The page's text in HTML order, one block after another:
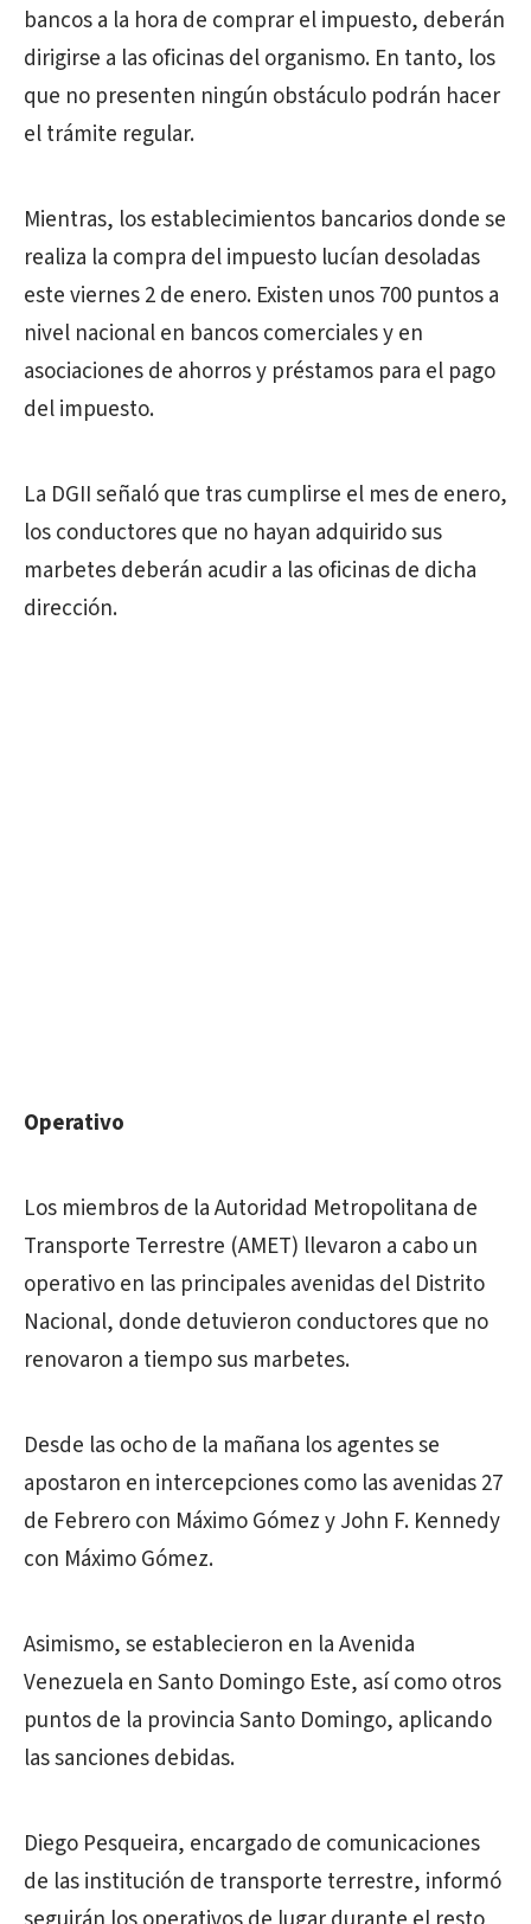
bancos a la hora de comprar el impuesto, deberán
dirigirse a las oficinas del organismo. En tanto, los
que no presenten ningún obstáculo podrán hacer
el trámite regular.
Mientras, los establecimientos bancarios donde se
realiza la compra del impuesto lucían desoladas
este viernes 2 de enero. Existen unos 700 puntos a
nivel nacional en bancos comerciales y en
asociaciones de ahorros y préstamos para el pago
del impuesto.
La DGII señaló que tras cumplirse el mes de enero,
los conductores que no hayan adquirido sus
marbetes deberán acudir a las oficinas de dicha
dirección.
Operativo
Los miembros de la Autoridad Metropolitana de
Transporte Terrestre (AMET) llevaron a cabo un
operativo en las principales avenidas del Distrito
Nacional, donde detuvieron conductores que no
renovaron a tiempo sus marbetes.
Desde las ocho de la mañana los agentes se
apostaron en intercepciones como las avenidas 27
de Febrero con Máximo Gómez y John F. Kennedy
con Máximo Gómez.
Asimismo, se establecieron en la Avenida
Venezuela en Santo Domingo Este, así como otros
puntos de la provincia Santo Domingo, aplicando
las sanciones debidas.
Diego Pesqueira, encargado de comunicaciones
de las institución de transporte terrestre, informó